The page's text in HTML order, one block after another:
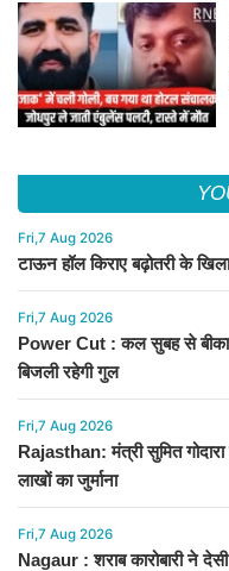
Fri,7 Aug 2026
टाऊन हॉल किराए बढ़ोतरी के
Fri,7 Aug 2026
Power Cut : कल सुबह से
बिजली रहेगी गुल
Fri,7 Aug 2026
Rajasthan: मंत्री सुमित गोदारा
लाखों का जुर्माना
Fri,7 Aug 2026
Nagaur : शराब कारोबारी ने